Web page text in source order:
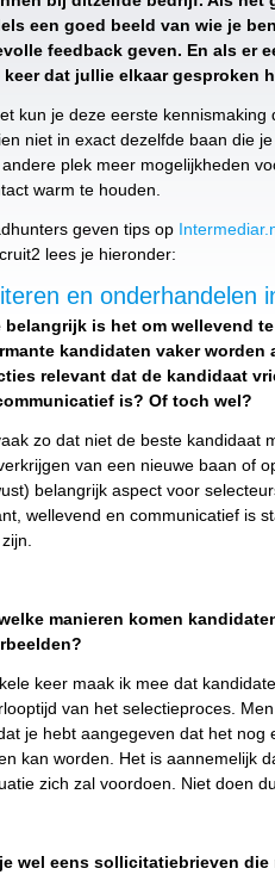
een goed beeld van wie je
feedback geven. En als er
keer dat jullie elkaar gesproken
kun je deze eerste
niet in exact dezelfde baan die
plek meer mogelijkheden
warm te houden.
geven tips op
lees je hieronder:
en onderhandelen
belangrijk is het om wellevend
kandidaten vaker
relevant dat de kandidaat
is? Of toch wel?
zo dat niet de beste kandidaat
van een nieuwe baan of
belangrijk aspect voor
wellevend en communicatief is
manieren komen
keer maak ik mee dat
van het selectieproces.
je hebt aangegeven dat het nog
kan worden. Het is aannemelijk
zich zal voordoen. Niet doen
wel eens sollicitatiebrieven